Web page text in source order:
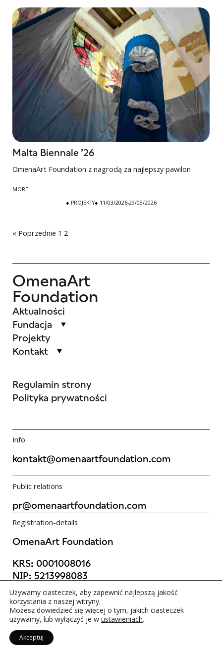
Malta Biennale ’26
OmenaArt Foundation z nagrodą za najlepszy pawilon
MORE
● PROJEKTY● 11/03/2026-29/05/2026
« Poprzednie 1 2
OmenaArt
Foundation
Aktualności
Fundacja
Projekty
Kontakt
Regulamin strony
Polityka prywatności
Info
kontakt@omenaartfoundation.com
Public relations
pr@omenaartfoundation.com
Registration-details
OmenaArt Foundation
KRS: 0001008016
NIP: 5213998083
REGON: 523988736
©OmenaArt Foundation 2025
Używamy ciasteczek, aby zapewnić najlepszą jakość
korzystania z naszej witryny.
Możesz dowiedzieć się więcej o tym, jakich ciasteczek
używamy, lub wyłączyć je w ustawieniach.
Akceptuj